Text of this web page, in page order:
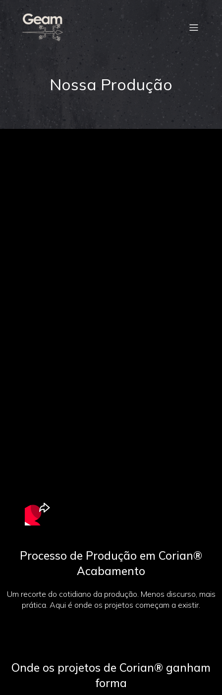
Nossa Produção
Processo de Produção em Corian®
Acabamento
Um recorte do cotidiano da produção. Menos discurso, mais
prática. Aqui é onde os projetos começam a existir.
Onde os projetos de Corian® ganham
forma